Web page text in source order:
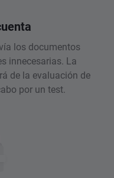
los documentos
innecesarias. La
de la evaluación de
por un test.